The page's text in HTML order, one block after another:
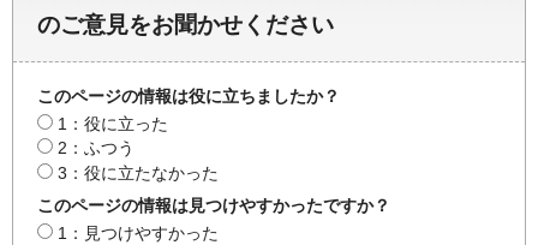
のご意見をお聞かせください
このページの情報は役に立ちましたか？
1：役に立った
2：ふつう
3：役に立たなかった
このページの情報は見つけやすかったですか？
1：見つけやすかった